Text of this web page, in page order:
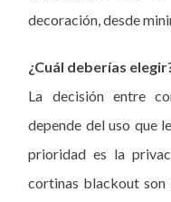
decoración, desde
¿Cuál deberías
La decisión entre
depende del uso que
prioridad es la
cortinas blackout son